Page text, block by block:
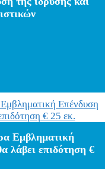
Εμβληματική
λάβει επιδότηση €